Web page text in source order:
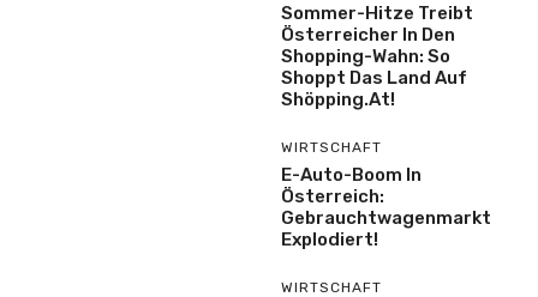
Sommer-Hitze Treibt
Österreicher In Den
Shopping-Wahn: So
Shoppt Das Land Auf
Shöpping.at!
WIRTSCHAFT
E-Auto-Boom In
Österreich:
Gebrauchtwagenmarkt
Explodiert!
WIRTSCHAFT